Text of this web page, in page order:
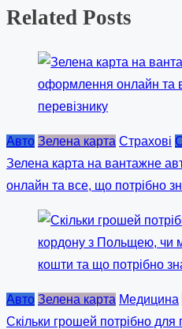
Related Posts
Авто Зелена карта Страхові
Зелена карта на вантажне
онлайн та все, що потрібно
Авто Зелена карта Медицина
Скільки грошей потрібно для